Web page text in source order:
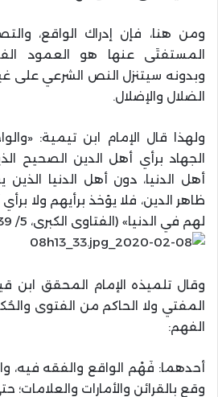
ومن هنا، فإن إدراك الواقع،
المستفتَى عنها هو العمود
وبدونه سيتنزل النص الشرعي على
الضلال والإضلال.
ولهذا قال الإمام ابن تيمية:
الجهاد برأي أهل الدين الصحيح
أهل الدنيا، دون أهل الدنيا
ظاهر الدين، فلا يؤخذ برأيهم ولا
لهم في الدنيا» (الفتاوى الكبرى، 5/ 539).
وقال تلميذه الإمام المحقق ابن
المفتي ولا الحاكم من الفتوى
الفهم:
أحدهما: فَهْم الواقع والفقه فيه،
وقع بالقرائن والأمارات والعلامات؛